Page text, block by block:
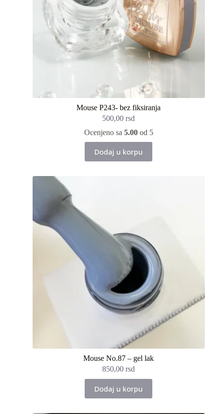
Mouse P243- bez fiksiranja
500,00rsd
Ocenjeno sa 5.00od 5
Dodaj u korpu
Mouse No.87 – gel lak
850,00rsd
Dodaj u korpu